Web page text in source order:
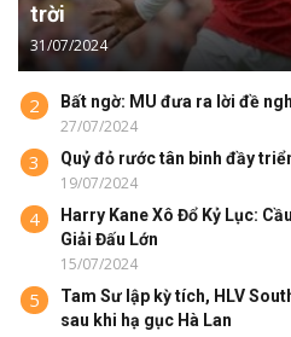
trời
31/07/2024
2 Bất ngờ: MU đưa ra lời đề
27/07/2024
3 Quỷ đỏ rước tân binh đầy
19/07/2024
4
Harry Kane Xô Đổ Kỷ Lục:
Giải Đấu Lớn
15/07/2024
5
Tam Sư lập kỳ tích, HLV
sau khi hạ gục Hà Lan